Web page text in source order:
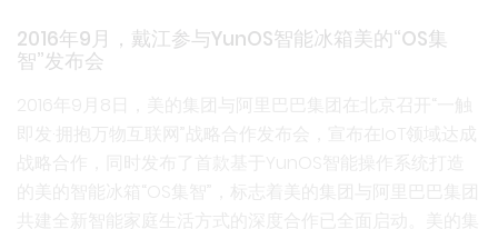
智”发布会